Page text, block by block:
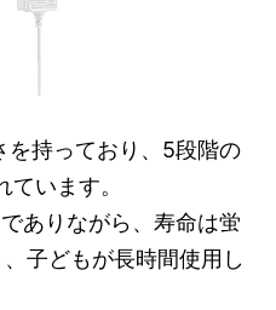
持っており、5段階の
います。
ありながら、寿命は蛍
子どもが長時間使用し